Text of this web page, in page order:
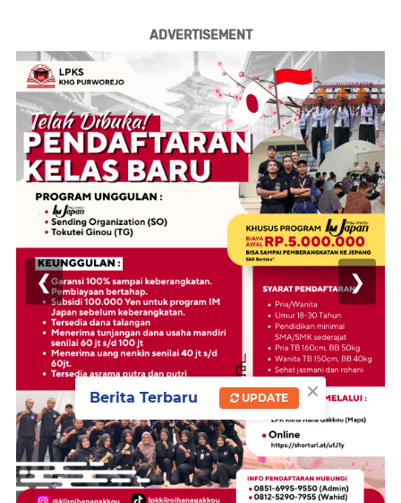
ADVERTISEMENT
❮ ❯
×
Berita Terbaru UPDATE